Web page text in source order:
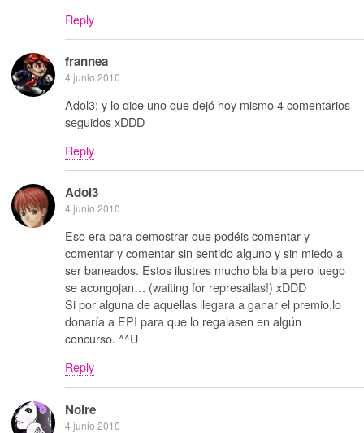
Reply
frannea
4 junio 2010
Adol3: y lo dice uno que dejó hoy mismo 4 comentarios
seguidos xDDD
Reply
Adol3
4 junio 2010
Eso era para demostrar que podéis comentar y
comentar y comentar sin sentido alguno y sin miedo a
ser baneados. Estos ilustres mucho bla bla pero luego
se acongojan… (waiting for represailas!) xDDD
Si por alguna de aquellas llegara a ganar el premio,lo
donaría a EPI para que lo regalasen en algún
concurso. ^^U
Reply
Noire
4 junio 2010